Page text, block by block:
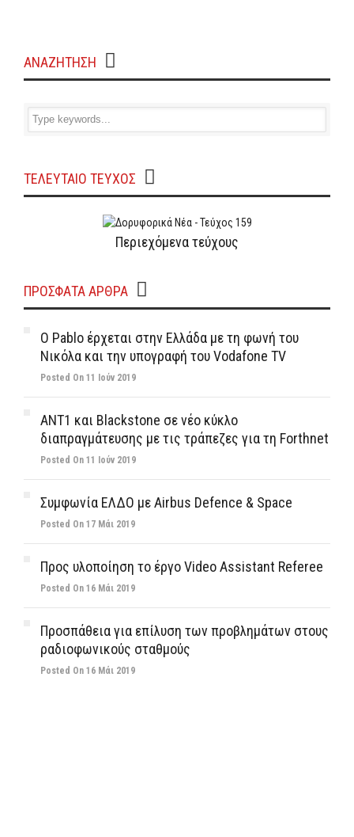
ΑΝΑΖΗΤΗΣΗ
ΤΕΛΕΥΤΑΙΟ ΤΕΥΧΟΣ
Περιεχόμενα τεύχους
ΠΡΌΣΦΑΤΑ ΆΡΘΡΑ
Ο Pablo έρχεται στην Ελλάδα με τη φωνή του
Νικόλα και την υπογραφή του Vodafone TV
Posted On 11 Ιούν 2019
ΑΝΤ1 και Blackstone σε νέο κύκλο
διαπραγμάτευσης με τις τράπεζες για τη Forthnet
Posted On 11 Ιούν 2019
Συμφωνία ΕΛΔΟ με Airbus Defence & Space
Posted On 17 Μάι 2019
Προς υλοποίηση το έργο Video Assistant Referee
Posted On 16 Μάι 2019
Προσπάθεια για επίλυση των προβλημάτων στους
ραδιοφωνικούς σταθμούς
Posted On 16 Μάι 2019